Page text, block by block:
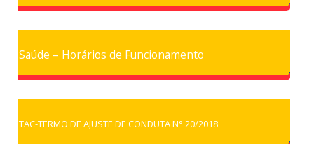
Saúde – Horários de Funcionamento
TAC-TERMO DE AJUSTE DE CONDUTA N° 20/2018